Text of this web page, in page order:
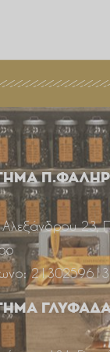
Αλεξάνδρου 23,
2130259613